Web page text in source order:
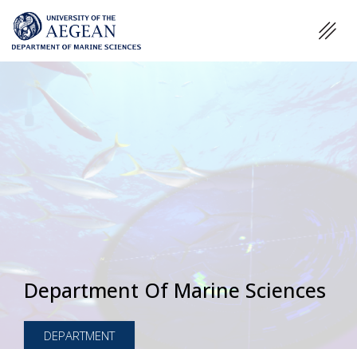
Department Of Marine Sciences
DEPARTMENT